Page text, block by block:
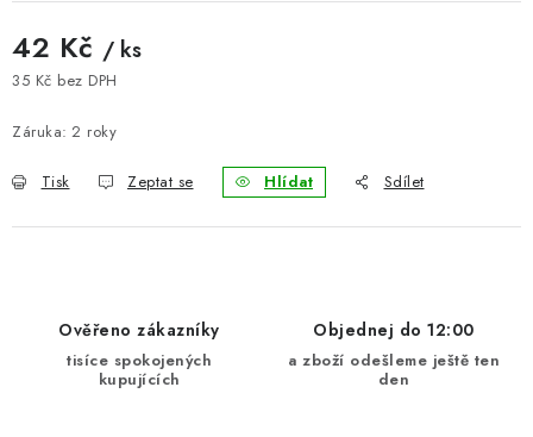
Odstoupení od kupní smlouvy
Cookies
Bezpečnostní certifikáty
42 Kč / ks
35 Kč bez DPH
Záruka: 2 roky
Tisk Zeptat se Hlídat Sdílet
Ověřeno zákazníky
tisíce spokojených
kupujících
Objednej do 12:00
a zboží odešleme ještě ten
den